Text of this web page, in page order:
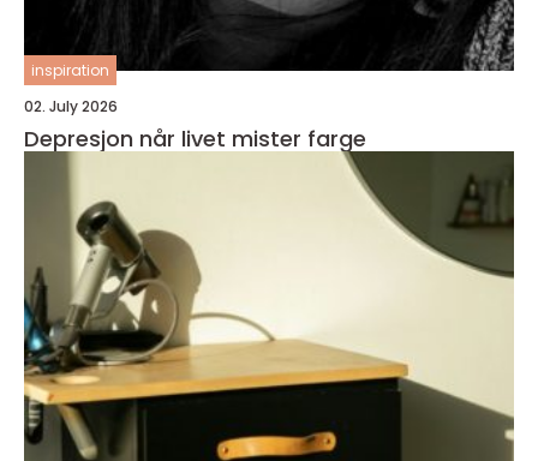
inspiration
02. July 2026
Depresjon når livet mister farge